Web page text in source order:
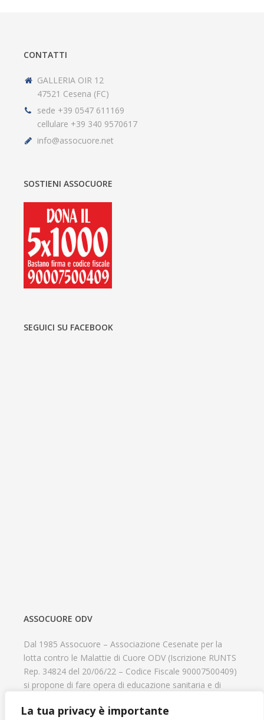
La tua privacy è importante
CONTATTI
GALLERIA OIR 12
47521 Cesena (FC)
sede +39 0547 611169
cellulare +39 340 9570617
info@assocuore.net
SOSTIENI ASSOCUORE
SEGUICI SU FACEBOOK
ASSOCUORE ODV
Dal 1985 Assocuore – Associazione Cesenate per la
lotta contro le Malattie di Cuore ODV (Iscrizione RUNTS
Rep. 34824 del 20/06/22 – Codice Fiscale 90007500409)
si propone di fare opera di educazione sanitaria e di
psicofisico di tutti coloro che hanno un problema